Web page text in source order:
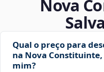
Nova
Qual o preço para
na Nova
mim?